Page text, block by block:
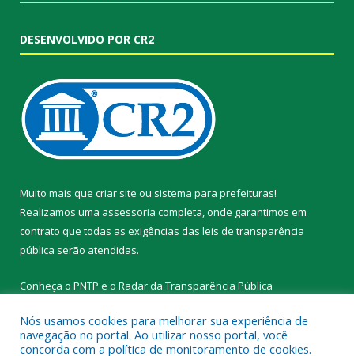
DESENVOLVIDO POR CR2
Muito mais que criar site ou sistema para prefeituras!
Realizamos uma assessoria completa, onde garantimos em
contrato que todas as exigências das leis de transparência
pública serão atendidas.
Conheça o PNTP e o Radar da Transparência Pública
Nós usamos cookies para melhorar sua experiência de
navegação no portal. Ao utilizar nosso portal, você
concorda com a política de monitoramento de cookies.